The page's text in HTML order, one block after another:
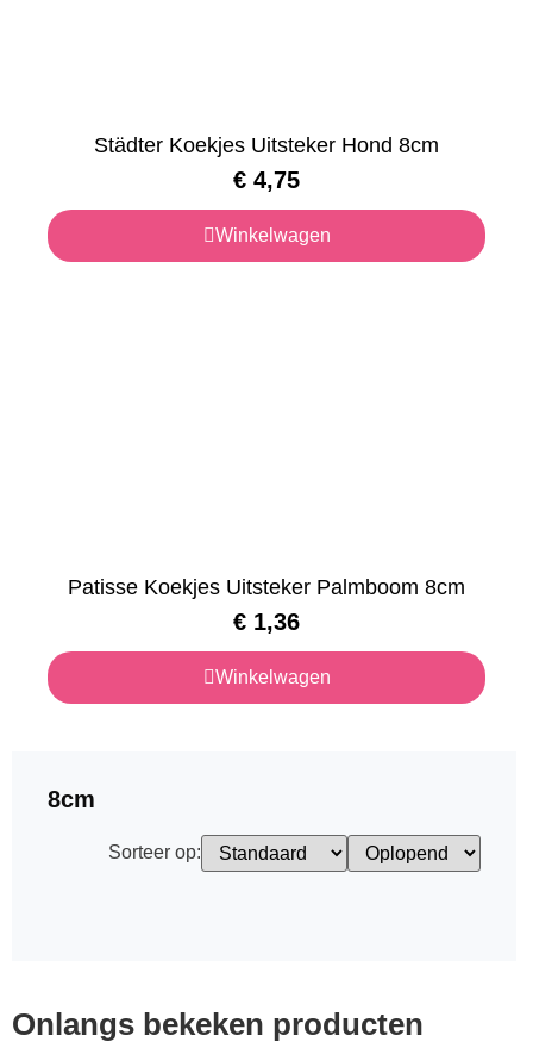
Städter Koekjes Uitsteker Hond 8cm
€ 4,75
Winkelwagen
Patisse Koekjes Uitsteker Palmboom 8cm
€ 1,36
Winkelwagen
8cm
Sorteer op:
Onlangs bekeken producten